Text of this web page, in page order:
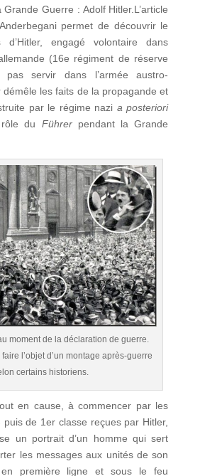
Guerre : Adolf Hitler.L’article
permet de découvrir le
d’Hitler, engagé volontaire dans
(16e régiment de réserve
servir dans l’armée austro-
démêle les faits de la propagande et
par le régime nazi a posteriori
du Führerpendant la Grande
moment de la déclaration de guerre.
l’objet d’un montage après-guerre
certains historiens.
en cause, à commencer par les
de 1er classe reçues par Hitler,
un portrait d’un homme qui sert
les messages aux unités de son
en première ligne et sous le feu